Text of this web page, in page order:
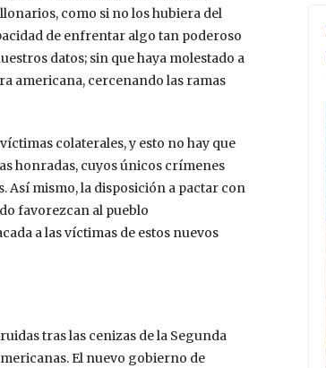
como si no los hubiera del
de enfrentar algo tan poderoso
datos; sin que haya molestado a
americana, cercenando las ramas
colaterales, y esto no hay que
honradas, cuyos únicos crímenes
Así mismo, la disposición a pactar con
favorezcan al pueblo
a las víctimas de estos nuevos
tras las cenizas de la Segunda
El nuevo gobierno de